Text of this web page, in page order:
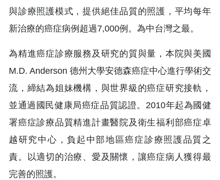
與診療照護模式，提供絕佳品質的照護，平均每年
新治療的癌症病例超過7,000例。為中台灣之最。
為精進癌症診療服務及研究的質與量，本院與美國
M.D. Anderson 德州大學安德森癌症中心進行學術交
流，締結為姐妹機構，與世界級的癌症研究接軌，
並通過國民健康局癌症品質認證。2010年起為國健
署癌症診療品質精進計畫醫院及衛生福利部癌症卓
越研究中心，負起中部地區癌症診療照護品質之
責。以適切的治療、愛及關懷，讓癌症病人獲得最
完善的照護。